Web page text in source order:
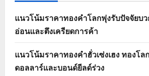
แนวโน้มราคาทองคำโลกพุ่งรับปัจจัยบ
อ่อนและตึงเครียดการค้า
แนวโน้มราคาทองคำฮั่วเซ่งเฮง ทองโ
ดอลลาร์และบอนด์ยีลด์ร่วง